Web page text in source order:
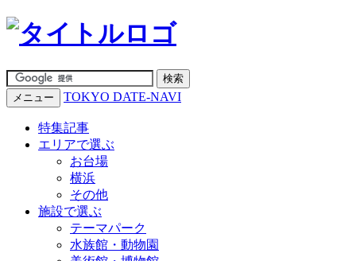
メニュー TOKYO DATE-NAVI
特集記事
エリアで選ぶ
お台場
横浜
その他
施設で選ぶ
テーマパーク
水族館・動物園